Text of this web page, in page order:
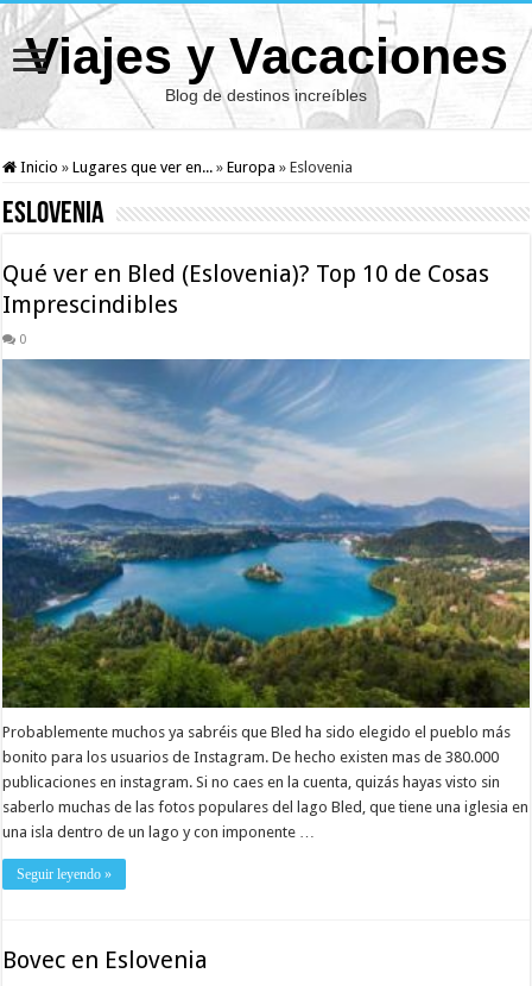
Viajes y Vacaciones
Blog de destinos increíbles
Inicio » Lugares que ver en... » Europa » Eslovenia
Eslovenia
Qué ver en Bled (Eslovenia)? Top 10 de Cosas
Imprescindibles
0
Probablemente muchos ya sabréis que Bled ha sido elegido el pueblo más
bonito para los usuarios de Instagram. De hecho existen mas de 380.000
publicaciones en instagram. Si no caes en la cuenta, quizás hayas visto sin
saberlo muchas de las fotos populares del lago Bled, que tiene una iglesia en
una isla dentro de un lago y con imponente …
Seguir leyendo »
Bovec en Eslovenia